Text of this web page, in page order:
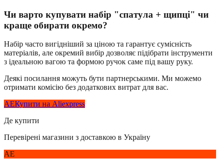
Чи варто купувати набір "спатула + щипці" чи
краще обирати окремо?
Набір часто вигідніший за ціною та гарантує сумісність
матеріалів, але окремий вибір дозволяє підібрати інструменти
з ідеальною вагою та формою ручок саме під вашу руку.
Деякі посилання можуть бути партнерськими. Ми можемо
отримати комісію без додаткових витрат для вас.
AEКупити на Aliexpress
Де купити
Перевірені магазини з доставкою в Україну
AE